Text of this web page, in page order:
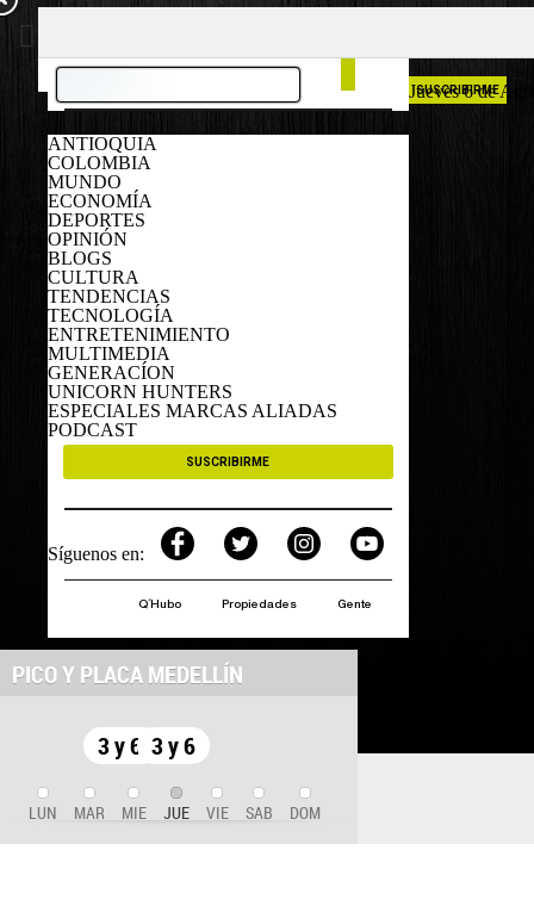
ANTIOQUIA
COLOMBIA
MUNDO
ECONOMÍA
DEPORTES
OPINIÓN
BLOGS
CULTURA
TENDENCIAS
TECNOLOGÍA
ENTRETENIMIENTO
MULTIMEDIA
GENERACÍON
UNICORN HUNTERS
ESPECIALES MARCAS ALIADAS
PODCAST
SUSCRIBIRME
Síguenos en:
Q´Hubo Propiedades Gente
Jueves 6 de
SUSCRIBIRME
PICO Y PLACA MEDELLÍN
3 y 6 3 y 6
LUN MAR MIE JUE VIE SAB DOM